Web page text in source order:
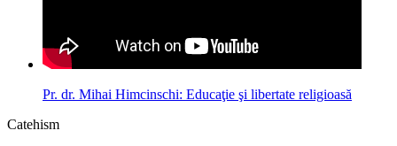
Pr. dr. Mihai Himcinschi: Educaţie şi libertate religioasă
Catehism